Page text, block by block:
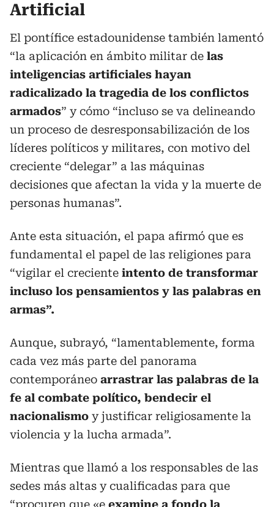
Artificial
El pontífice estadounidense también lamentó
“la aplicación en ámbito militar de las
inteligencias artificiales hayan
radicalizado la tragedia de los conflictos
armados” y cómo “incluso se va delineando
un proceso de desresponsabilización de los
líderes políticos y militares, con motivo del
creciente “delegar” a las máquinas
decisiones que afectan la vida y la muerte de
personas humanas”.
Ante esta situación, el papa afirmó que es
fundamental el papel de las religiones para
“vigilar el creciente intento de transformar
incluso los pensamientos y las palabras en
armas”.
Aunque, subrayó, “lamentablemente, forma
cada vez más parte del panorama
contemporáneo arrastrar las palabras de la
fe al combate político, bendecir el
nacionalismo y justificar religiosamente la
violencia y la lucha armada”.
Mientras que llamó a los responsables de las
sedes más altas y cualificadas para que
“procuren que «e examine a fondo la